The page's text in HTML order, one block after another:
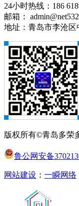
24小时热线：186
邮箱：
地址：青岛市李沧区
版权所有©青岛多荣
鲁公网安备
网站建设 ： 一瞬网络